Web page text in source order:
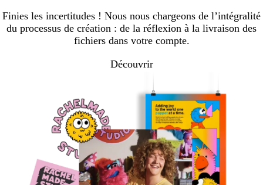
Finies les incertitudes ! Nous nous chargeons de l’intégralité
du processus de création : de la réflexion à la livraison des
fichiers dans votre compte.
Découvrir